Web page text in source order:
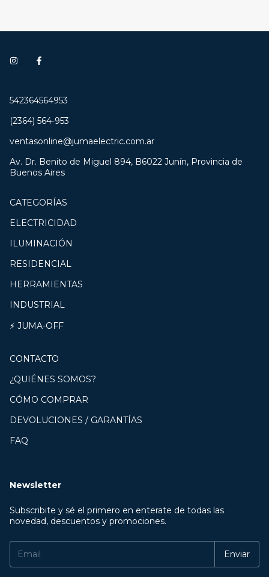
542364564953
(2364) 564-953
ventasonline@jumaelectric.com.ar
Av. Dr. Benito de Miguel 894, B6022 Junín, Provincia de
Buenos Aires
CATEGORÍAS
ELECTRICIDAD
ILUMINACIÓN
RESIDENCIAL
HERRAMIENTAS
INDUSTRIAL
⚡ JUMA-OFF
CONTACTO
¿QUIÉNES SOMOS?
CÓMO COMPRAR
DEVOLUCIONES / GARANTÍAS
FAQ
Newsletter
Subscribite y sé el primero en enterate de todas las
novedad, descuentos y promociones.